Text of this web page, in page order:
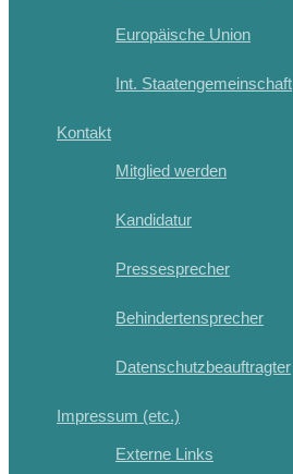
Europäische Union
Int. Staatengemeinschaft
Kontakt
Mitglied werden
Kandidatur
Pressesprecher
Behindertensprecher
Datenschutzbeauftragter
Impressum (etc.)
Externe Links